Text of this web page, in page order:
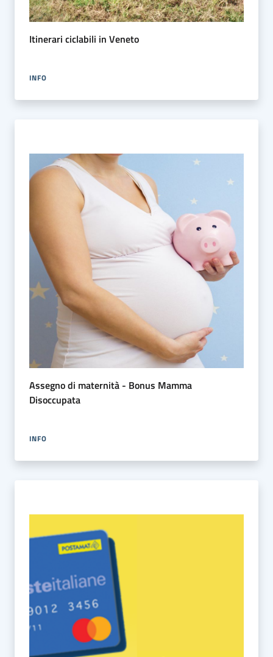
Itinerari ciclabili in Veneto
INFO
Assegno di maternità - Bonus Mamma
Disoccupata
INFO